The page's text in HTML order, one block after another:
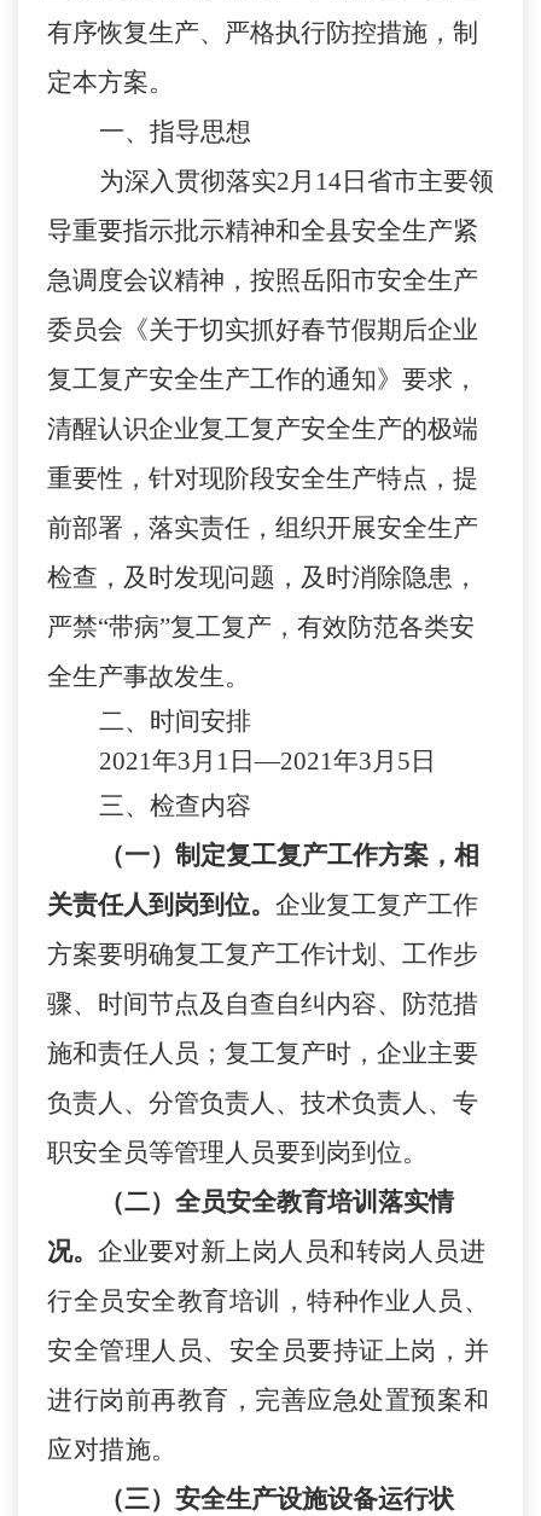
有序恢复生产、 严格执行防控措施 ，制
定本方案。
一、指导思想
为深入贯彻落实2月14日省市主要领
导重要指示批示精神和全县安全生产紧
急调度会议精神，按照岳阳市安全生产
委员会《关于切实抓好春节假期后企业
复工复产安全生产工作的通知》要求，
清醒认识企业复工复产安全生产的极端
重要性，针对现阶段安全生产特点，提
前部署，落实责任，组织开展安全生产
检查，及时发现问题，及时消除隐患，
严禁“带病”复工复产， 有效防范各类安
全生产事故发生。
二、时间安排
2021年3月1日—2021年3月5日
三、检查内容
（一）制定复工复产工作方案，相
关责任人到岗到位。 企业复工复产工作
方案要明确复工复产工作计划、工作步
骤、时间节点及自查自纠内容、防范措
施和责任人员；复工复产时，企业主要
负责人、分管负责人、技术负责人、专
职安全员等管理人员要到岗到位。
（二）全员安全教育培训落实情
况。 企业要对新上岗人 员和转岗 人 员进
行全员安全教育培训 ，特种作业人员 、
安全管理人员、安全员要持证上岗 ， 并
进行岗前再教育，完善应急处置预案和
应对措施。
（三）安全生产设施设备运行状